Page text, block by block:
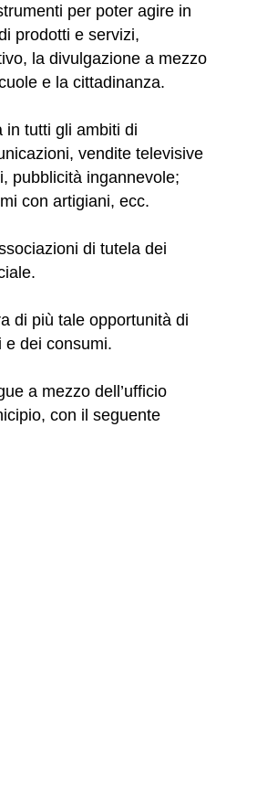
per poter agire in
prodotti e servizi,
la divulgazione a mezzo
e la cittadinanza.
in tutti gli ambiti di
vendite televisive
pubblicità ingannevole;
con artigiani, ecc.
di tutela dei
di più tale opportunità di
e dei consumi.
a mezzo dell’ufficio
con il seguente